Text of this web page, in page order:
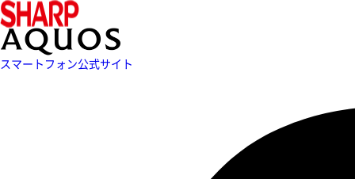
スマートフォン公式サイト